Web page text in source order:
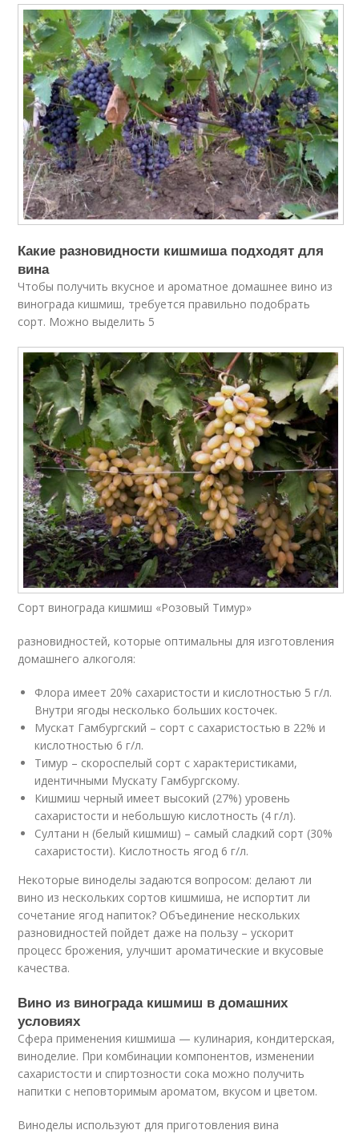
Какие разновидности кишмиша подходят для
вина
Чтобы получить вкусное и ароматное домашнее вино из
винограда кишмиш, требуется правильно подобрать
сорт. Можно выделить 5
Сорт винограда кишмиш «Розовый Тимур»
разновидностей, которые оптимальны для изготовления
домашнего алкоголя:
Флора имеет 20% сахаристости и кислотностью 5 г/л.
Внутри ягоды несколько больших косточек.
Мускат Гамбургский – сорт с сахаристостью в 22% и
кислотностью 6 г/л.
Тимур – скороспелый сорт с характеристиками,
идентичными Мускату Гамбургскому.
Кишмиш черный имеет высокий (27%) уровень
сахаристости и небольшую кислотность (4 г/л).
Султани н (белый кишмиш) – самый сладкий сорт (30%
сахаристости). Кислотность ягод 6 г/л.
Некоторые виноделы задаются вопросом: делают ли
вино из нескольких сортов кишмиша, не испортит ли
сочетание ягод напиток? Объединение нескольких
разновидностей пойдет даже на пользу – ускорит
процесс брожения, улучшит ароматические и вкусовые
качества.
Вино из винограда кишмиш в домашних
условиях
Сфера применения кишмиша — кулинария, кондитерская,
виноделие. При комбинации компонентов, изменении
сахаристости и спиртозности сока можно получить
напитки с неповторимым ароматом, вкусом и цветом.
Виноделы используют для приготовления вина